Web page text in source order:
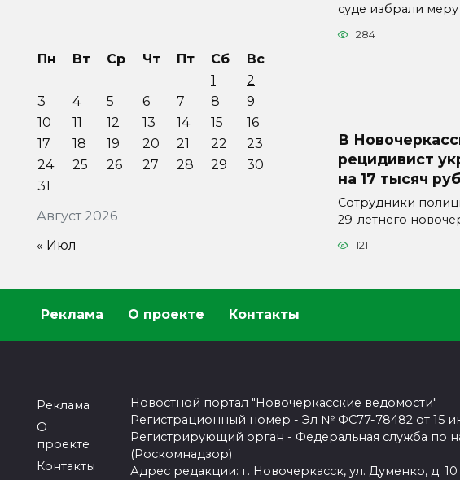
суде избрали
284
В
рецидивист
на 17 тысяч
Сотрудники
29-летнего
121
Август 2026
Пн Вт Ср Чт Пт Сб
Вс
1
2
3
4 5 6 7 8
9
10
11 12 13 14 15
16
17
18 19 20 21 22
23
24
25 26 27 28 29
30
31
« Июл
Реклама О проекте Контакты
Реклама
О
проекте
Контакты
Новостной портал "Новочеркасские ведомости"
Регистрационный номер - Эл № ФС77-78482 от 15
Регистрирующий орган - Федеральная служба по
(Роскомнадзор)
Адрес редакции: г. Новочеркасск, ул. Думенко, д. 10